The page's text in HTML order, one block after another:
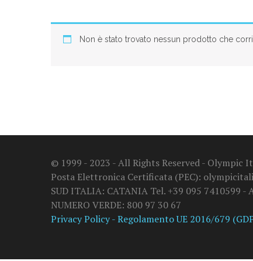
Non è stato trovato nessun prodotto che
© 1999 - 2023 - All Rights Reserved - Olympic
Posta Elettronica Certificata (PEC):
SUD ITALIA: CATANIA Tel. +39 095 7410599 -
NUMERO VERDE: 800 97 30 67
Privacy Policy - Regolamento UE 2016/679